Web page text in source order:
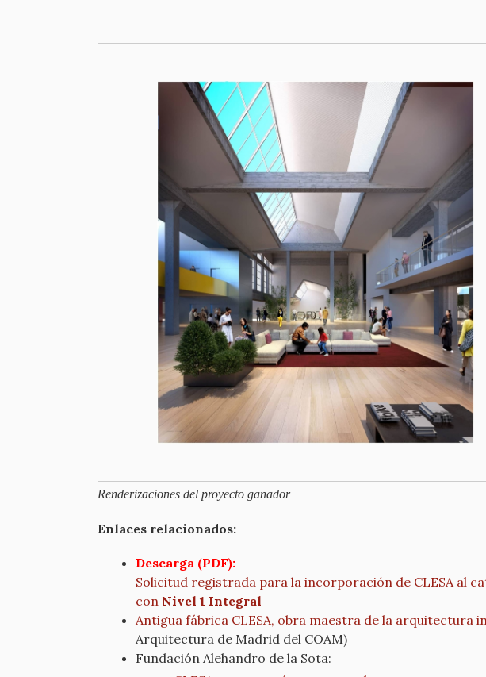
Renderizaciones del proyecto ganador
Enlaces relacionados:
Descarga (PDF):
Solicitud registrada para la incorporación de CLESA al
con Nivel 1 Integral
Antigua fábrica CLESA, obra maestra de la arquitectura
Arquitectura de Madrid del COAM)
Fundación Alehandro de la Sota: